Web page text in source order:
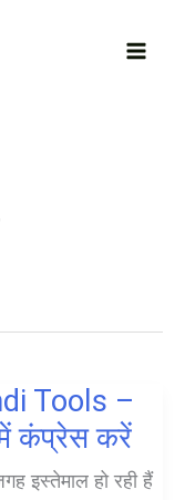
Tools –
कंप्रेस करें
इस्तेमाल हो रही हैं